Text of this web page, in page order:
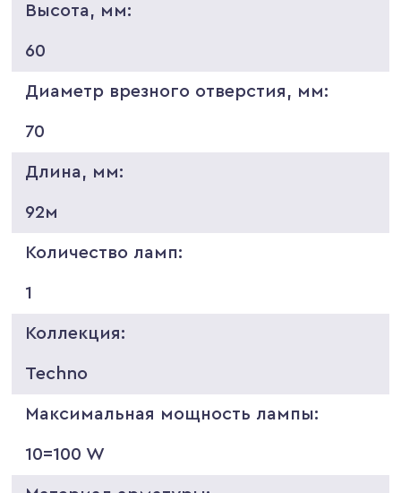
Высота, мм:
60
Диаметр врезного отверстия, мм:
70
Длина, мм:
92м
Количество ламп:
1
Коллекция:
Techno
Максимальная мощность лампы:
10=100 W